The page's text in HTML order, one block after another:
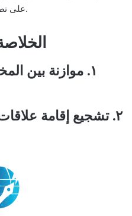
على تطور الشخصية والعلاقات بين الأفراد.
١. موازنة بين
٢. تشجيع إقامة علاقات افتراضية آمنة ومجديّة